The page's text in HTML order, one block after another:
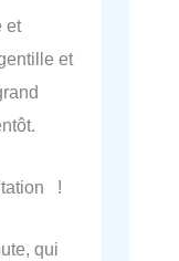
et
et
!
qui